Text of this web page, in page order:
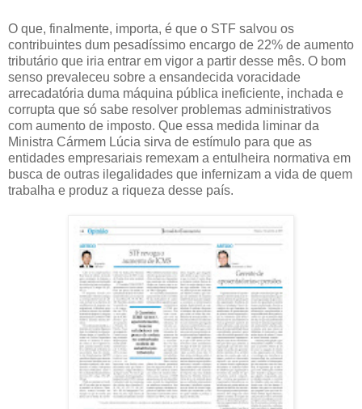
O que, finalmente, importa, é que o STF salvou os
contribuintes dum pesadíssimo encargo de 22% de aumento
tributário que iria entrar em vigor a partir desse mês. O bom
senso prevaleceu sobre a ensandecida voracidade
arrecadatória duma máquina pública ineficiente, inchada e
corrupta que só sabe resolver problemas administrativos
com aumento de imposto. Que essa medida liminar da
Ministra Cármem Lúcia sirva de estímulo para que as
entidades empresariais remexam a entulheira normativa em
busca de outras ilegalidades que infernizam a vida de quem
trabalha e produz a riqueza desse país.